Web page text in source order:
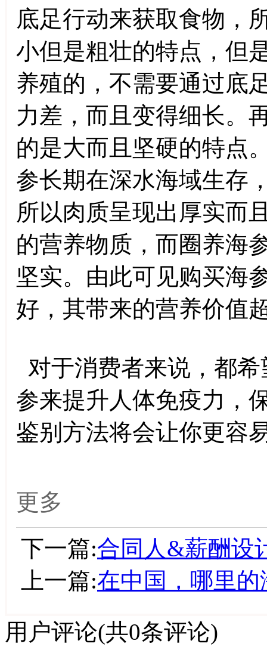
底足行动来获取食物，
小但是粗壮的特点，但
养殖的，不需要通过底
力差，而且变得细长。
的是大而且坚硬的特点
参长期在深水海域生存
所以肉质呈现出厚实而
的营养物质，而圈养海
坚实。由此可见购买海
好，其带来的营养价值
对于消费者来说，都
参来提升人体免疫力，
鉴别方法将会让你更容
更多
下一篇:合同人&薪酬设
上一篇:在中国，哪里
用户评论(共0条评论)